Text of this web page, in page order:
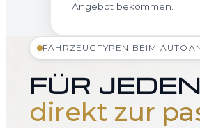
Angebot bekommen.
FAHRZEUGTYPEN BEIM
FÜR
direkt zur